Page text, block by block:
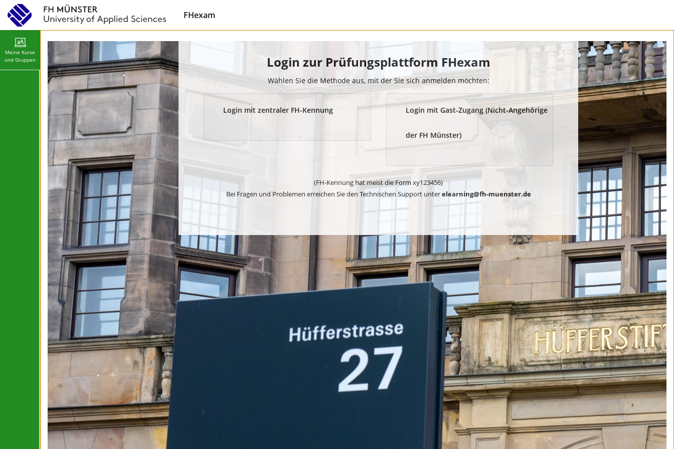
FHexam
Meine Kurse
und Gruppen
Login zur Prüfungsplattform FHexam
Wählen Sie die Methode aus, mit der Sie sich anmelden möchten:
Login mit zentraler FH-Kennung Login mit Gast-Zugang (Nicht-Angehörige
der FH Münster)
(FH-Kennung hat meist die Form xy123456)
Bei Fragen und Problemen erreichen Sie den Technischen Support unterelearning@fh-muenster.de